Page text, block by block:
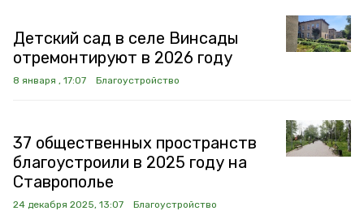
Детский сад в селе Винсады
отремонтируют в 2026 году
8 января , 17:07 Благоустройство
37 общественных пространств
благоустроили в 2025 году на
Ставрополье
24 декабря 2025, 13:07 Благоустройство